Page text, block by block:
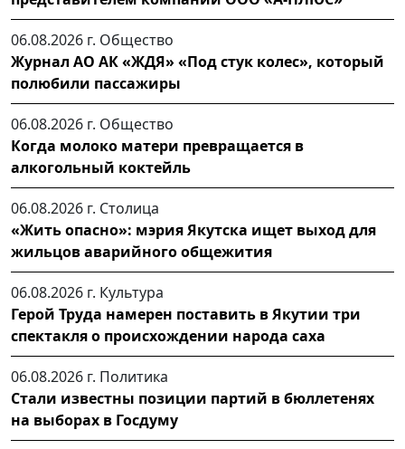
06.08.2026 г. Общество
Журнал АО АК «ЖДЯ» «Под стук колес», который
полюбили пассажиры
06.08.2026 г. Общество
Когда молоко матери превращается в
алкогольный коктейль
06.08.2026 г. Столица
«Жить опасно»: мэрия Якутска ищет выход для
жильцов аварийного общежития
06.08.2026 г. Культура
Герой Труда намерен поставить в Якутии три
спектакля о происхождении народа саха
06.08.2026 г. Политика
Стали известны позиции партий в бюллетенях
на выборах в Госдуму